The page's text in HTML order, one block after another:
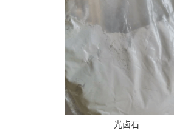
光卤石